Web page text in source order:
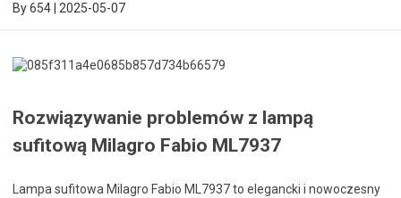
By654 2025-05-07
Rozwiązywanie problemów z lampą
sufitową Milagro Fabio ML7937
Lampa sufitowa Milagro Fabio ML7937 to elegancki i nowoczesny